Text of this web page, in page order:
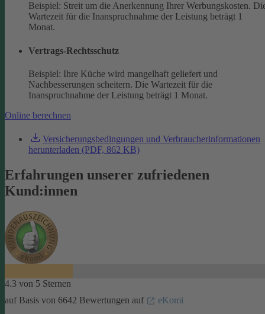
Beispiel: Streit um die Anerkennung Ihrer Werbungskosten.
Wartezeit für die Inanspruchnahme der Leistung beträgt 1
Monat.
Vertrags-Rechtsschutz
Beispiel: Ihre Küche wird mangelhaft geliefert und
Nachbesserungen scheitern. Die Wartezeit für die
Inanspruchnahme der Leistung beträgt 1 Monat.
Online berechnen
Versicherungsbedingungen und Verbraucherinformationen
herunterladen (PDF, 862 KB)
Erfahrungen unserer zufriedenen
Kund:innen
4.3 von 5 Sternen
auf Basis von 6642 Bewertungen auf
eKomi